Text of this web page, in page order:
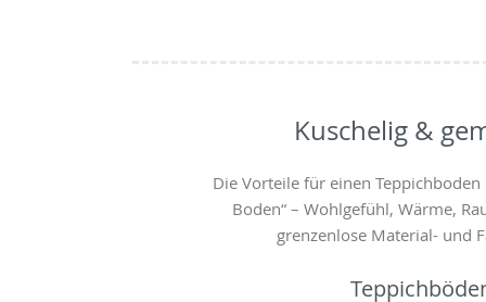
Kuschelig &
Die Vorteile für einen
Boden“ – Wohlgefühl, Wärme,
grenzenlose Material- und